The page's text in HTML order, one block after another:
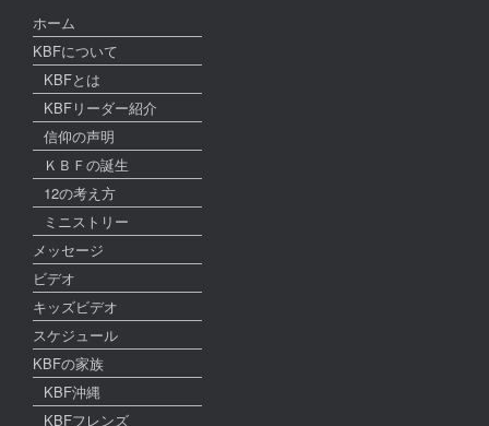
ホーム
KBFについて
KBFとは
KBFリーダー紹介
信仰の声明
ＫＢＦの誕生
12の考え方
ミニストリー
メッセージ
ビデオ
キッズビデオ
スケジュール
KBFの家族
KBF沖縄
KBFフレンズ